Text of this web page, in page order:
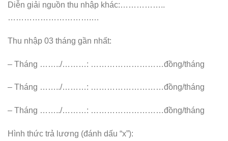
Diễn giải nguồn thu nhập khác:……………..
………………………….…
Thu nhập 03 tháng gần nhất:
– Tháng ……../………: ………………………đồng/tháng
– Tháng ……../………: ………………………đồng/tháng
– Tháng ……../………: ………………………đồng/tháng
Hình thức trả lương (đánh dấu “x”):